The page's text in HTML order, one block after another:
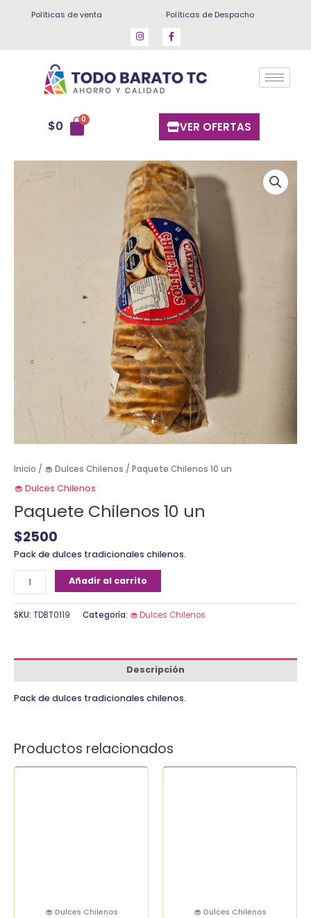
Políticas de venta Políticas de Despacho
$0 VER OFERTAS
Inicio / 🧁 Dulces Chilenos / Paquete Chilenos 10 un
🧁 Dulces Chilenos
Paquete Chilenos 10 un
$2500
Pack de dulces tradicionales chilenos.
Añadir al carrito
SKU: TDBT0119 Categoría: 🧁 Dulces Chilenos
Descripción
Pack de dulces tradicionales chilenos.
Productos relacionados
🧁 Dulces Chilenos 🧁 Dulces Chilenos